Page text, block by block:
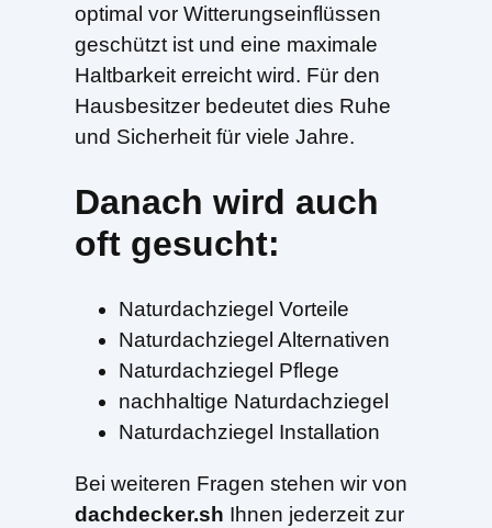
optimal vor Witterungseinflüssen
geschützt ist und eine maximale
Haltbarkeit erreicht wird. Für den
Hausbesitzer bedeutet dies Ruhe
und Sicherheit für viele Jahre.
Danach wird auch
oft gesucht:
Naturdachziegel Vorteile
Naturdachziegel Alternativen
Naturdachziegel Pflege
nachhaltige Naturdachziegel
Naturdachziegel Installation
Bei weiteren Fragen stehen wir von
dachdecker.sh Ihnen jederzeit zur